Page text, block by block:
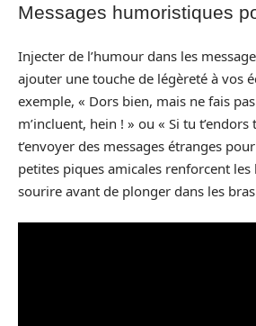
Messages humoristiques
Injecter de l’humour dans les
ajouter une touche de légèreté à vos
exemple, « Dors bien, mais ne fais
m’incluent, hein ! » ou « Si tu
t’envoyer des messages étranges
petites piques amicales renforcent
sourire avant de plonger dans les